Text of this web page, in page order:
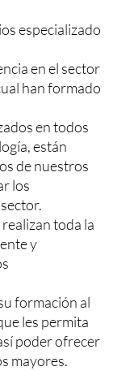
especializado
en el sector
han formado
en todos
están
de nuestros
los
toda la
y
formación al
les permita
poder ofrecer
mayores.